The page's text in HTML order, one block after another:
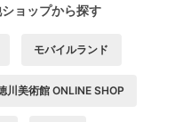
ョップから探す
モバイルランド
川美術館 ONLINE SHOP